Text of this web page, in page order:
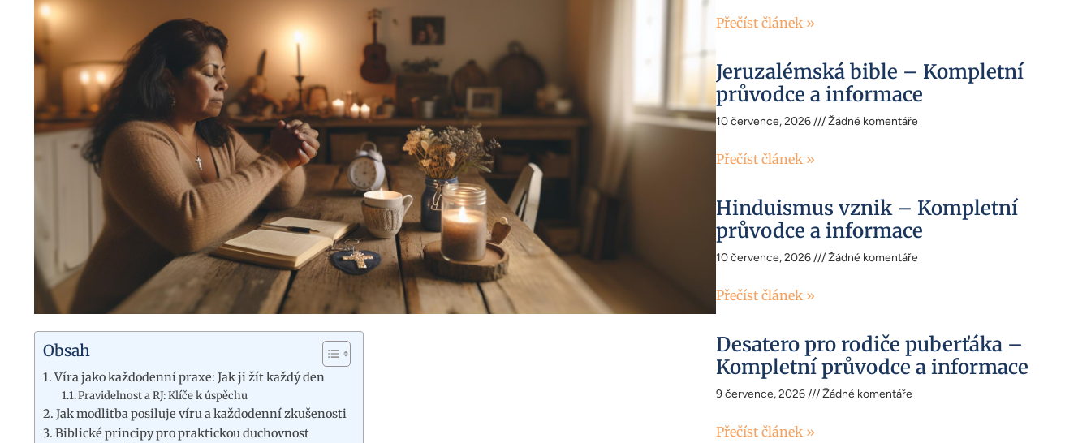
Obsah
Víra jako každodenní praxe: Jak ji žít každý den
Pravidelnost a RJ: Klíče k úspěchu
Jak modlitba posiluje víru a každodenní zkušenosti
Biblické principy pro praktickou duchovnost
Přečíst článek »
Jeruzalémská bible – Kompletní
průvodce a informace
10 července, 2026 Žádné komentáře
Přečíst článek »
Hinduismus vznik – Kompletní
průvodce a informace
10 července, 2026 Žádné komentáře
Přečíst článek »
Desatero pro rodiče puberťáka –
Kompletní průvodce a informace
9 července, 2026 Žádné komentáře
Přečíst článek »